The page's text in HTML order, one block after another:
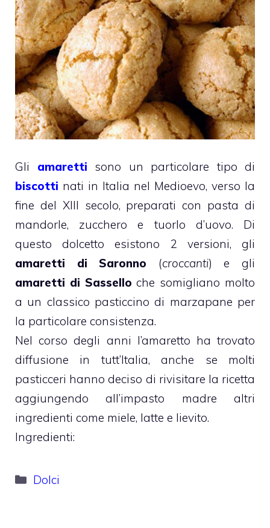
Gli amaretti sono un particolare tipo di
biscotti nati in Italia nel Medioevo, verso la
fine del XIII secolo, preparati con pasta di
mandorle, zucchero e tuorlo d’uovo. Di
questo dolcetto esistono 2 versioni, gli
amaretti di Saronno (croccanti) e gli
amaretti di Sassello che somigliano molto
a un classico pasticcino di marzapane per
la particolare consistenza.
Nel corso degli anni l’amaretto ha trovato
diffusione in tutt’Italia, anche se molti
pasticceri hanno deciso di rivisitare la ricetta
aggiungendo all’impasto madre altri
ingredienti come miele, latte e lievito.
Ingredienti:
Categorie
Dolci